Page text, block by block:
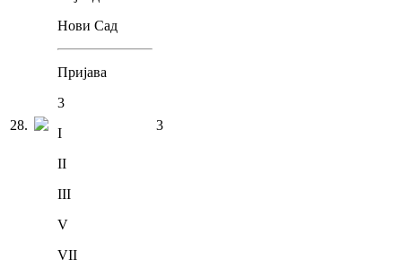
28.
Нови Сад
Пријава
3
I
II
III
V
VII
3